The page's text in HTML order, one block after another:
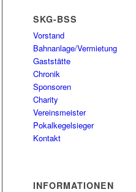
SKG-BSS
Vorstand
Bahnanlage/Vermietung
Gaststätte
Chronik
Sponsoren
Charity
Vereinsmeister
Pokalkegelsieger
Kontakt
INFORMATIONEN